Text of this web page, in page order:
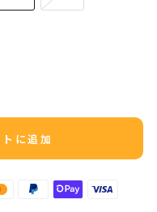
に追加